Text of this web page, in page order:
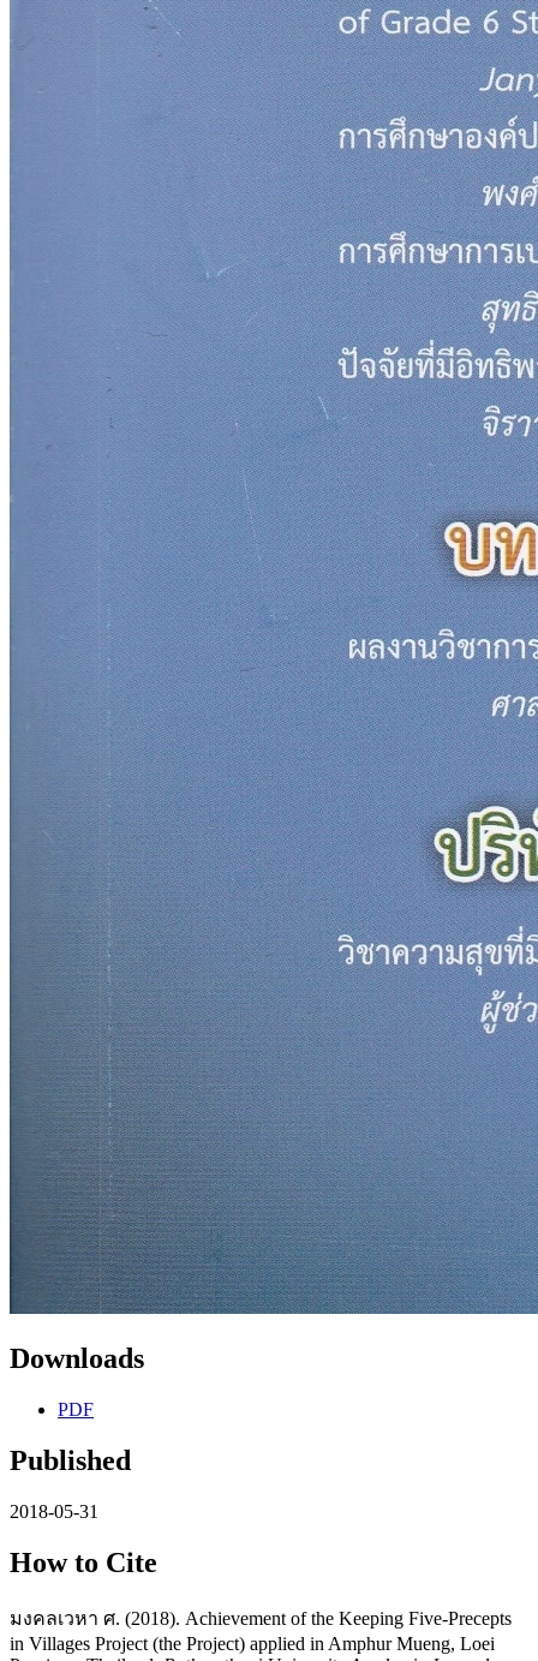
Downloads
PDF
Published
2018-05-31
How to Cite
มงคลเวหา ศ. (2018). Achievement of the Keeping Five-Precepts
in Villages Project (the Project) applied in Amphur Mueng, Loei